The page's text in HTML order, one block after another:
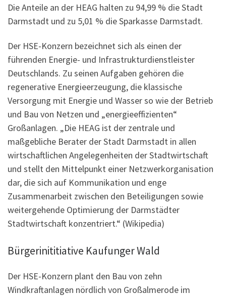
Die Anteile an der HEAG halten zu 94,99 % die Stadt
Darmstadt und zu 5,01 % die Sparkasse Darmstadt.
Der HSE-Konzern bezeichnet sich als einen der
führenden Energie- und Infrastrukturdienstleister
Deutschlands. Zu seinen Aufgaben gehören die
regenerative Energieerzeugung, die klassische
Versorgung mit Energie und Wasser so wie der Betrieb
und Bau von Netzen und „energieeffizienten“
Großanlagen. „Die HEAG ist der zentrale und
maßgebliche Berater der Stadt Darmstadt in allen
wirtschaftlichen Angelegenheiten der Stadtwirtschaft
und stellt den Mittelpunkt einer Netzwerkorganisation
dar, die sich auf Kommunikation und enge
Zusammenarbeit zwischen den Beteiligungen sowie
weitergehende Optimierung der Darmstädter
Stadtwirtschaft konzentriert.“ (Wikipedia)
Bürgerinititiative Kaufunger Wald
Der HSE-Konzern plant den Bau von zehn
Windkraftanlagen nördlich von Großalmerode im